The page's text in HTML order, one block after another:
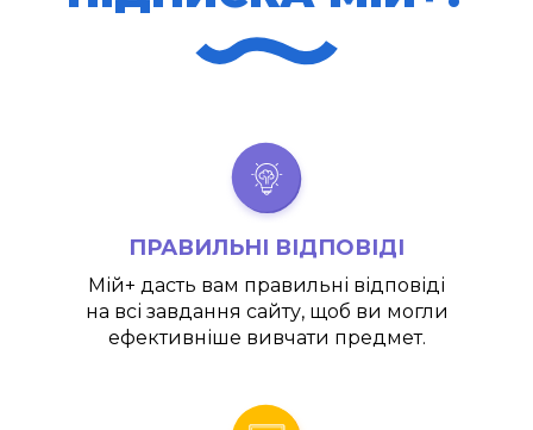
ПРАВИЛЬНІ ВІДПОВІДІ
Мій+ дасть вам правильні відповіді
на всі завдання сайту, щоб ви могли
ефективніше вивчати предмет.